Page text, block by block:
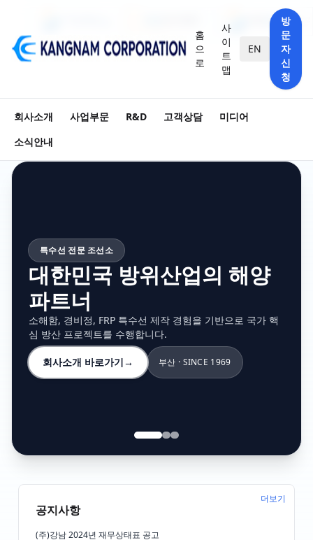
홈
으
로
사
이
트
맵
EN
방
문
자
신
청
회사소개 사업부문 R&D 고객상담
미디어
소식안내
특수선 전문 조선소
대한민국 방위산업의 해양
파트너
소해함, 경비정, FRP 특수선 제작 경험을 기반으로 국가 핵
심 방산 프로젝트를 수행합니다.
회사소개 바로가기→ 부산 · SINCE 1969
공지사항
더보기
(주)강남 2024년 재무상태표 공고